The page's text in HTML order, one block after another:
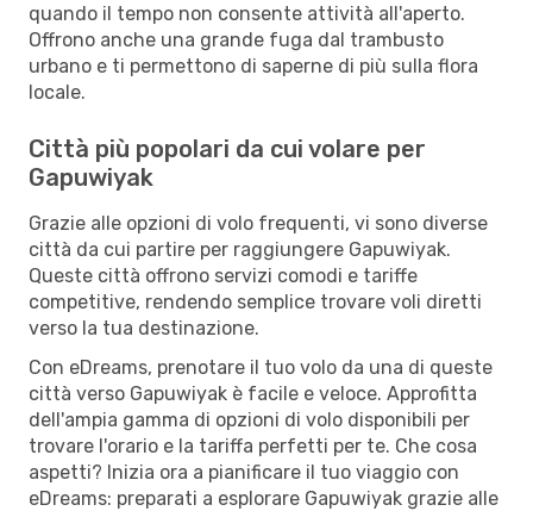
quando il tempo non consente attività all'aperto.
Offrono anche una grande fuga dal trambusto
urbano e ti permettono di saperne di più sulla flora
locale.
Città più popolari da cui volare per
Gapuwiyak
Grazie alle opzioni di volo frequenti, vi sono diverse
città da cui partire per raggiungere Gapuwiyak.
Queste città offrono servizi comodi e tariffe
competitive, rendendo semplice trovare voli diretti
verso la tua destinazione.
Con eDreams, prenotare il tuo volo da una di queste
città verso Gapuwiyak è facile e veloce. Approfitta
dell'ampia gamma di opzioni di volo disponibili per
trovare l'orario e la tariffa perfetti per te. Che cosa
aspetti? Inizia ora a pianificare il tuo viaggio con
eDreams: preparati a esplorare Gapuwiyak grazie alle